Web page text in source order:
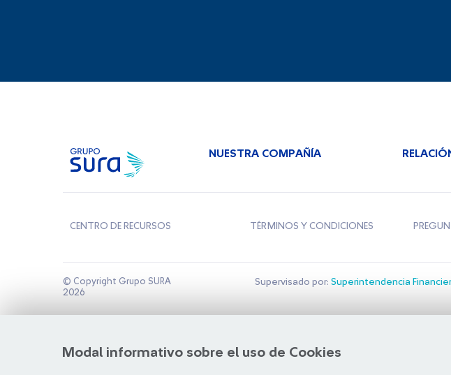
Modal informativo sobre el uso de Cookies
NUESTRA COMPAÑÍA
CENTRO DE RECURSOS TÉRMINOS Y CONDICIONES
© Copyright Grupo SURA
2026
Supervisado por: Superintendencia